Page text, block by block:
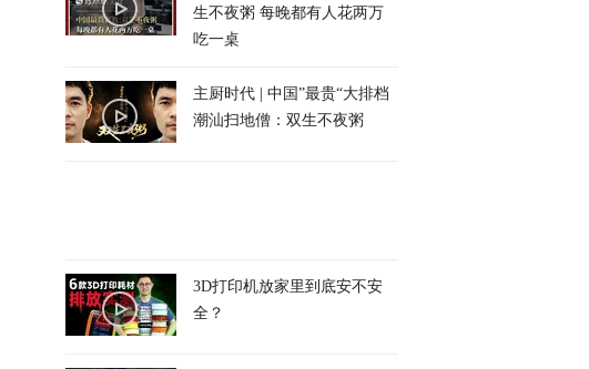
生不夜粥 每晚都有人花两万
吃一桌
主厨时代 | 中国”最贵“大排档
潮汕扫地僧：双生不夜粥
3D打印机放家里到底安不安
全？